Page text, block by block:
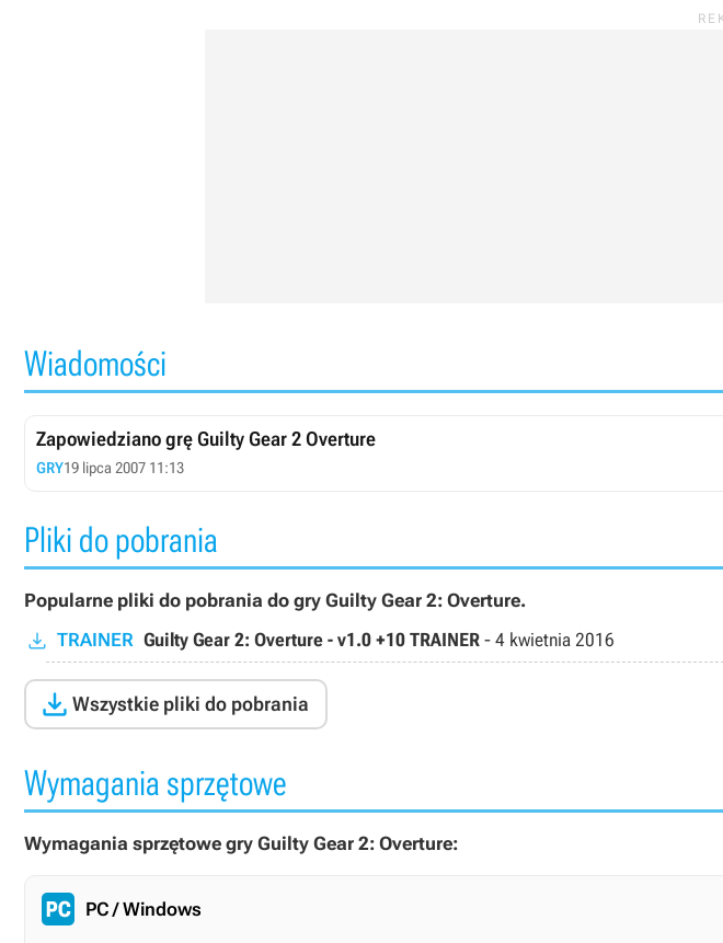
Wiadomości
Zapowiedziano grę Guilty Gear 2 Overture
GRY19 lipca 2007 11:13
Pliki do pobrania
Popularne pliki do pobrania do gry Guilty Gear 2: Overture.
TRAINER Guilty Gear 2: Overture - v1.0 +10 TRAINER - 4 kwietnia 2016
 Wszystkie pliki do pobrania
Wymagania sprzętowe
Wymagania sprzętowe gry Guilty Gear 2: Overture:
PC / Windows